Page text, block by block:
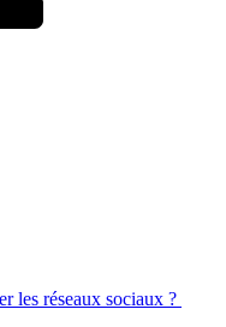
les réseaux sociaux ?